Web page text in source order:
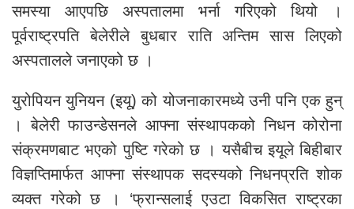
समस्या आएपछि अस्पतालमा भर्ना गरिएको थियो ।
पूर्वराष्ट्रपति बेलेरीले बुधबार राति अन्तिम सास लिएको
अस्पतालले जनाएको छ ।
युरोपियन युनियन (इयू) को योजनाकारमध्ये उनी पनि एक हुन्
। बेलेरी फाउन्डेसनले आफ्ना संस्थापकको निधन कोरोना
संक्रमणबाट भएको पुष्टि गरेको छ । यसैबीच इयूले बिहीबार
विज्ञप्तिमार्फत आफ्ना संस्थापक सदस्यको निधनप्रति शोक
व्यक्त गरेको छ । ‘फ्रान्सलाई एउटा विकसित राष्ट्रका